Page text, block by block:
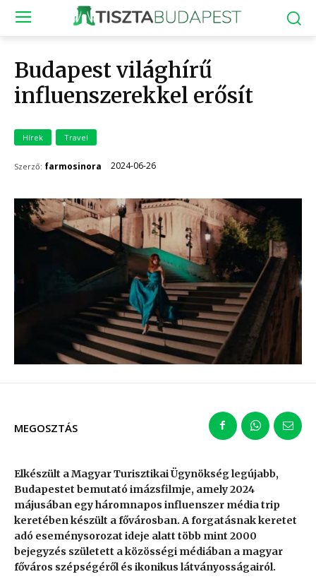
Budapest világhírű
influenszerekkel erősít
Hírek Travel
Szerző: farmosinora 2024-06-26
MEGOSZTÁS
Elkészült a Magyar Turisztikai Ügynökség legújabb,
Budapestet bemutató imázsfilmje, amely 2024
májusában egy háromnapos influenszer média trip
keretében készült a fővárosban. A forgatásnak keretet
adó eseménysorozat ideje alatt több mint 2000
bejegyzés született a közösségi médiában a magyar
főváros szépségéről és ikonikus látványosságairól.